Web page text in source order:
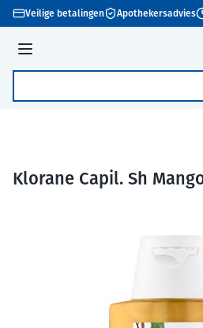
Ga naar de inhoud
Veilige betalingen Apothekersadvies
Menu
Klorane Capil. Sh